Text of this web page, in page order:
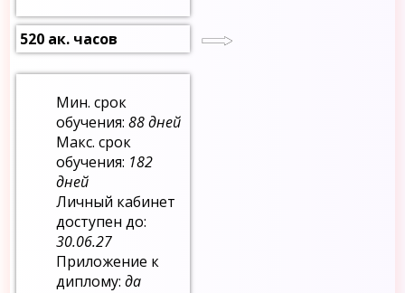
520 ак. часов
Мин. срок
обучения:88 дней
Макс. срок
обучения: 182
дней
Личный кабинет
доступен до:
30.06.27
Приложение к
диплому:да